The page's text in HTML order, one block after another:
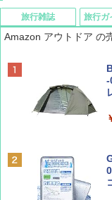
旅行雑誌 旅行ガ
[
Amazon アウトドア の
-